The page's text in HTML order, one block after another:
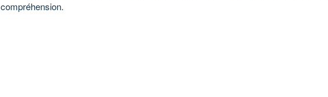
compréhension.